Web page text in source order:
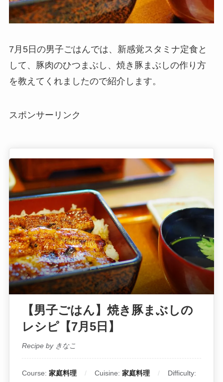
7月5日の男子ごはんでは、新感覚スタミナ定食と
して、豚肉のひつまぶし、焼き豚まぶしの作り方
を教えてくれましたので紹介します。
スポンサーリンク
【男子ごはん】焼き豚まぶしの
レシピ【7月5日】
Recipe by きなこ
Course: 家庭料理 Cuisine: 家庭料理
Difficulty: